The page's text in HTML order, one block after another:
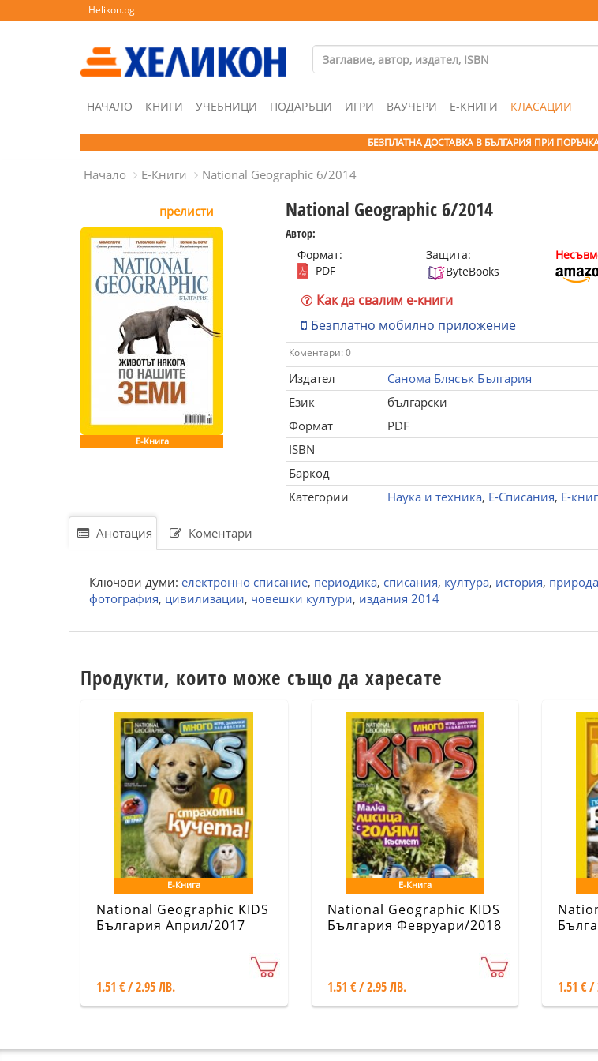
Helikon.bg
НАЧАЛО КНИГИ УЧЕБНИЦИ ПОДАРЪЦИ ИГРИ ВАУЧЕРИ Е-КНИГИ КЛАСАЦИИ
БЕЗПЛАТНА ДОСТАВКА В БЪЛГАРИЯ ПРИ
Начало Е-Книги National Geographic 6/2014
прелисти
Е-Книга
National Geographic 6/2014
Автор:
Формат:
PDF
Защита:
ByteBooks
Как да свалим е-книги
Безплатно мобилно приложение
Коментари: 0
Издател
Санома Блясък България
Език
български
Формат
PDF
ISBN
Баркод
Категории
Наука и техника, Е-Списания, Е-
Анотация Коментари
Ключови думи: електронно списание, периодика, списания, култура, история, природа
фотография, цивилизации, човешки култури, издания 2014
Продукти, които може също да харесате
Е-Книга
National Geographic KIDS
България Април/2017
1.51 € / 2.95 ЛВ.
Е-Книга
National Geographic KIDS
България Февруари/2018
1.51 € / 2.95 ЛВ. 1.51 €